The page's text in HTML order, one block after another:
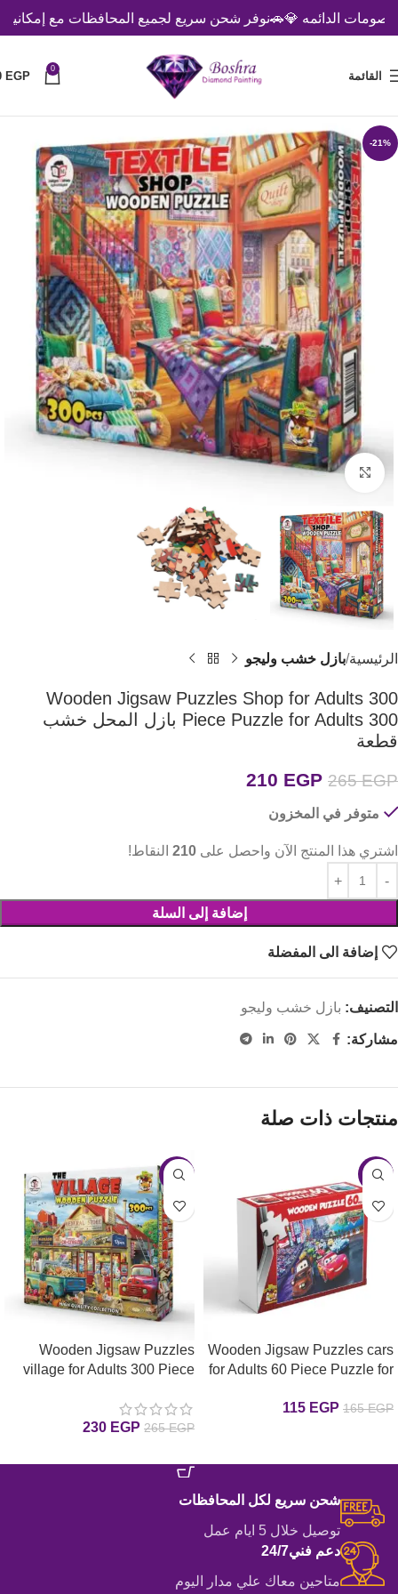
🚗نوفر شحن سريع لجميع المحافظات مع إمكانية الدائمه 💎
القائمة
0
EGP
-21%
اضغط للتكبير
الرئيسية بازل خشب وليجو
Wooden Jigsaw Puzzles Shop for Adults 300
Piece Puzzle for Adults 300 بازل المحل خشب
قطعة
265EGP
210 EGP
متوفر في المخزون
اشتري هذا المنتج الآن واحصل على 210 النقاط!
إضافة إلى السلة
إضافة الى المفضلة
التصنيف: بازل خشب وليجو
مشاركة:
منتجات ذات صلة
-30%
Wooden Jigsaw Puzzles cars
for Adults 60 Piece Puzzle for
قطعة165EGP
115 EGP
-13%
Wooden Jigsaw Puzzles
village for Adults 300 Piece
القريه خشب قطعة
265EGP
230 EGP
شحن سريع لكل المحافظات
توصيل خلال 5 ايام عمل
دعم فني24/7
متاحين معاك علي مدار اليوم